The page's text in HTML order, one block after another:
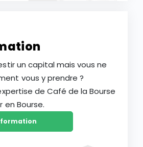
un capital mais vous ne
vous y prendre ?
de Café de la Bourse
en Bourse.